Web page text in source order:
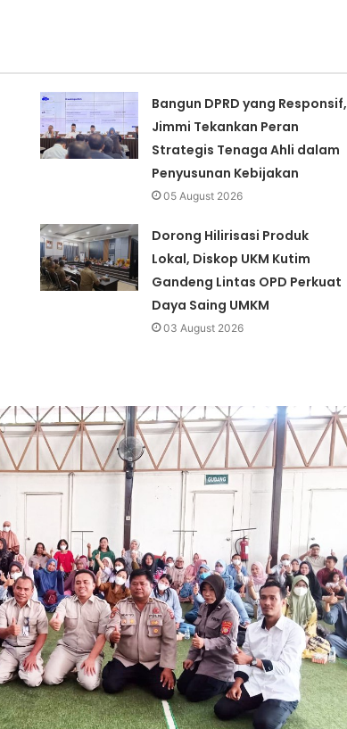
Bangun DPRD yang Responsif,
Jimmi Tekankan Peran
Strategis Tenaga Ahli dalam
Penyusunan Kebijakan
05 August 2026
Dorong Hilirisasi Produk
Lokal, Diskop UKM Kutim
Gandeng Lintas OPD Perkuat
Daya Saing UMKM
03 August 2026